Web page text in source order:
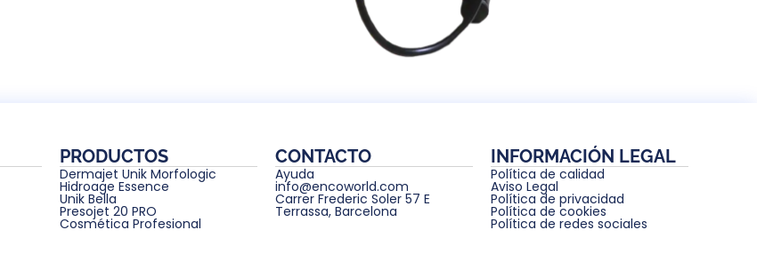
PRODUCTOS
Dermajet Unik Morfologic
Hidroage Essence
Unik Bella
Presojet 20 PRO
Cosmética Profesional
CONTACTO
Ayuda
info@encoworld.com
Carrer Frederic Soler 57 E
Terrassa, Barcelona
INFORMACIÓN LEGAL
Política de calidad
Aviso Legal
Política de privacidad
Política de cookies
Política de redes sociales